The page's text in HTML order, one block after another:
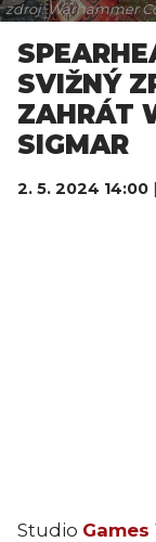
zdroj: Warhammer
SVIŽNÝ
ZAHRÁT
SIGMAR
2. 5. 2024 14:00 |
Studio